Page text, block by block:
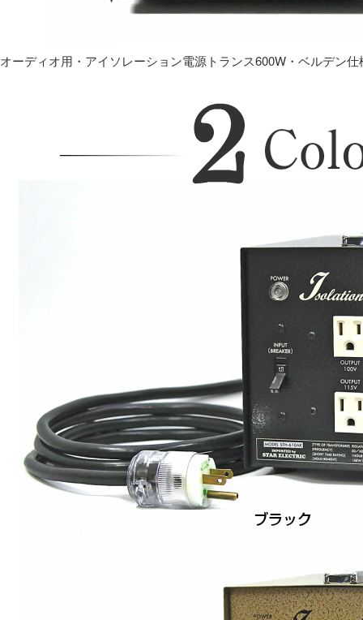
オーディオ用・アイソレーション電源トランス600W・ベルデン仕